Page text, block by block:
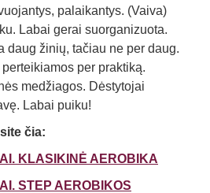
palaikantys. (Vaiva)
Labai gerai suorganizuota.
daug žinių, tačiau ne per daug.
per praktiką.
medžiagos. Dėstytojai
Labai puiku!
čia:
KLASIKINĖ AEROBIKA
STEP AEROBIKOS